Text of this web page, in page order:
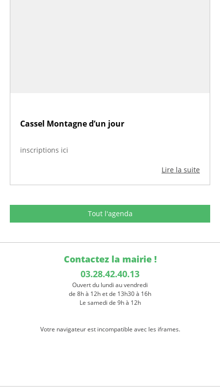
Cassel Montagne d’un jour
inscriptions ici
Lire la suite
Tout l'agenda
Contactez la mairie !
03.28.42.40.13
Ouvert du lundi au vendredi
de 8h à 12h et de 13h30 à 16h
Le samedi de 9h à 12h
Votre navigateur est incompatible avec les iframes.